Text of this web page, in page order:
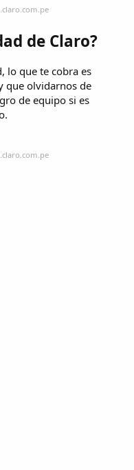
de Claro?
lo que te cobra es
que olvidarnos de
de equipo si es